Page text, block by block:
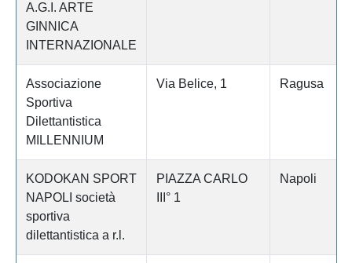
A.G.I. ARTE
GINNICA
INTERNAZIONALE
Associazione
Sportiva
Dilettantistica
MILLENNIUM
Via Belice, 1 Ragusa
KODOKAN SPORT
NAPOLI società
sportiva
dilettantistica a r.l.
PIAZZA CARLO
III° 1
Napoli